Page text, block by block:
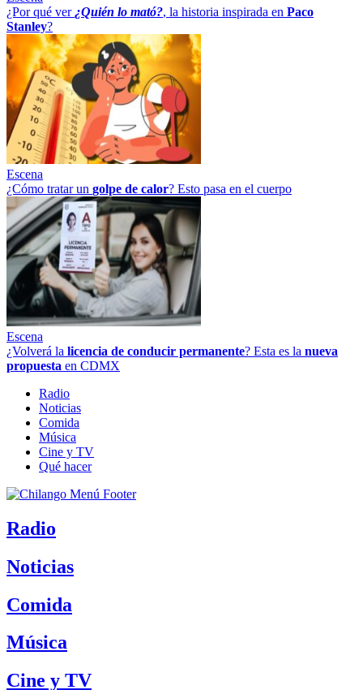
¿Por qué ver ¿Quién lo mató?, la historia inspirada en Paco
Stanley?
Escena
¿Cómo tratar un golpe de calor? Esto pasa en el cuerpo
Escena
¿Volverá la licencia de conducir permanente? Esta es la nueva
propuesta en CDMX
Radio
Noticias
Comida
Música
Cine y TV
Qué hacer
Radio
Noticias
Comida
Música
Cine y TV